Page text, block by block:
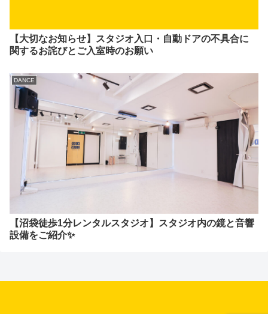
【大切なお知らせ】スタジオ入口・自動ドアの不具合に
関するお詫びとご入室時のお願い
DANCE
【沼袋徒歩1分レンタルスタジオ】スタジオ内の鏡と音響
設備をご紹介✨